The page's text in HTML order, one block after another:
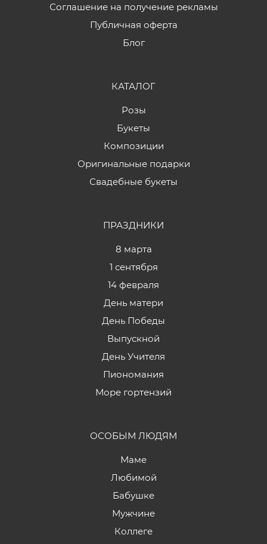
Соглашение на получение рекламы
Публичная оферта
Блог
КАТАЛОГ
Розы
Букеты
Композиции
Оригинальные подарки
Свадебные букеты
ПРАЗДНИКИ
8 марта
1 сентября
14 февраля
День матери
День Победы
Выпускной
День Учителя
Пиономания
Море гортензий
ОСОБЫМ ЛЮДЯМ
Маме
Любимой
Бабушке
Мужчине
Коллеге